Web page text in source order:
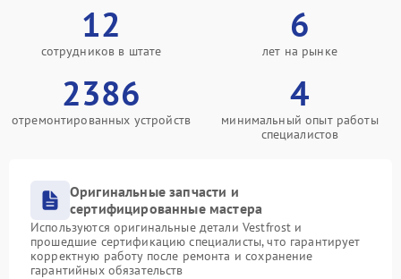
12
сотрудников в штате
6
лет на рынке
2386
отремонтированных устройств
4
минимальный опыт работы
специалистов
Оригинальные запчасти и
сертифицированные мастера
Используются оригинальные детали Vestfrost и
прошедшие сертификацию специалисты, что гарантирует
корректную работу после ремонта и сохранение
гарантийных обязательств